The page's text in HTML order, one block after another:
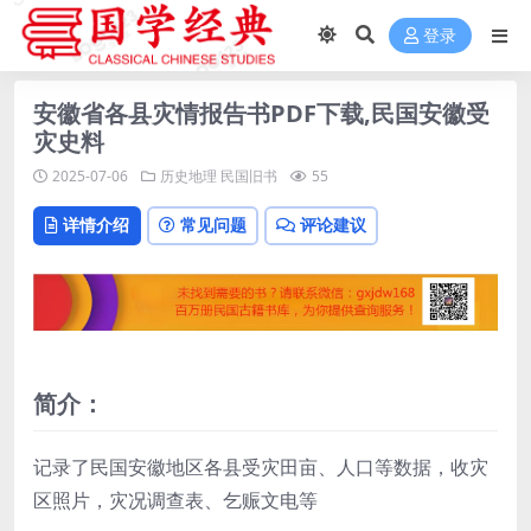
登录
安徽省各县灾情报告书PDF下载,民国安徽受
灾史料
2025-07-06 历史地理 民国旧书 55
详情介绍 常见问题 评论建议
简介：
记录了民国安徽地区各县受灾田亩、人口等数据，收灾
区照片，灾况调查表、乞赈文电等